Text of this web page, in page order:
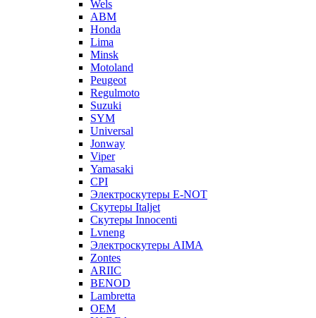
Wels
ABM
Honda
Lima
Minsk
Motoland
Peugeot
Regulmoto
Suzuki
SYM
Universal
Jonway
Viper
Yamasaki
CPI
Электроскутеры E-NOT
Скутеры Italjet
Скутеры Innocenti
Lvneng
Электроскутеры AIMA
Zontes
ARIIC
BENOD
Lambretta
OEM